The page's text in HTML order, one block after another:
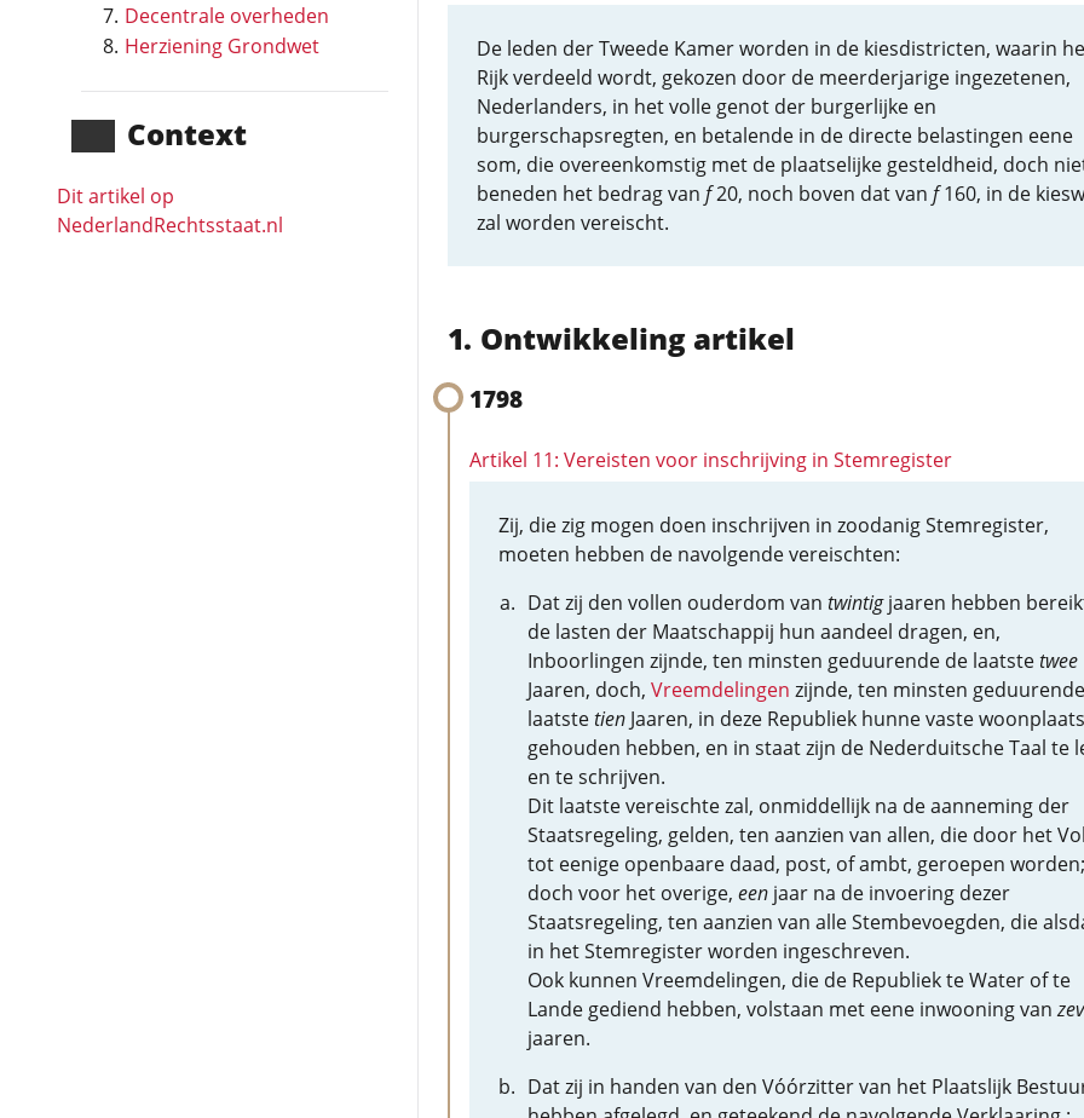
Decentrale overheden
Herziening Grondwet
Context
Dit artikel op
NederlandRechts­staat.nl
De leden der Tweede Kamer worden in de kiesdistricten, waarin
Rijk verdeeld wordt, gekozen door de meerderjarige ingezetenen,
Nederlanders, in het volle genot der burgerlijke en
burgerschapsregten, en betalende in de directe belastingen eene
som, die overeenkomstig met de plaatselijke gesteldheid, doch
beneden het bedrag van f20, noch boven dat van f160, in de
zal worden vereischt.
Ontwikkeling artikel
1798
Artikel 11: Vereisten voor inschrijving in Stemregister
Zij, die zig mogen doen inschrijven in zoodanig Stemregister,
moeten hebben de navolgende vereischten:
Dat zij den vollen ouderdom van twintigjaaren hebben
de lasten der Maatschappij hun aandeel dragen, en,
Inboorlingen zijnde, ten minsten geduurende de laatstetwee
Jaaren, doch, Vreemdelingen zijnde, ten minsten
laatstetienJaaren, in deze Republiek hunne vaste woonplaats
gehouden hebben, en in staat zijn de Nederduitsche Taal te
en te schrijven.
Dit laatste vereischte zal, onmiddellijk na de aanneming der
Staatsregeling, gelden, ten aanzien van allen, die door het
tot eenige openbaare daad, post, of ambt, geroepen worden;
doch voor het overige, eenjaar na de invoering dezer
Staatsregeling, ten aanzien van alle Stembevoegden, die
in het Stemregister worden ingeschreven.
Ook kunnen Vreemdelingen, die de Republiek te Water of te
Lande gediend hebben, volstaan met eene inwooning van
jaaren.
Dat zij in handen van den Vóórzitter van het Plaatslijk